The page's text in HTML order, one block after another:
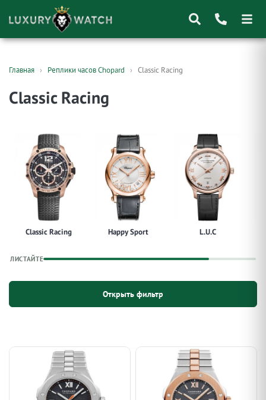
товаров
Главная Реплики часов Chopard Classic Racing
Classic Racing
Classic Racing Happy Sport L.U.C
ЛИСТАЙТЕ
Открыть фильтр